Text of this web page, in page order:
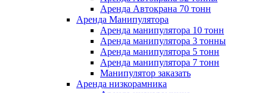
Аренда Автокрана 70 тонн
Аренда Манипулятора
Аренда манипулятора 10 тонн
Аренда манипулятора 3 тонны
Аренда манипулятора 5 тонн
Аренда манипулятора 7 тонн
Манипулятор заказать
Аренда низкорамника